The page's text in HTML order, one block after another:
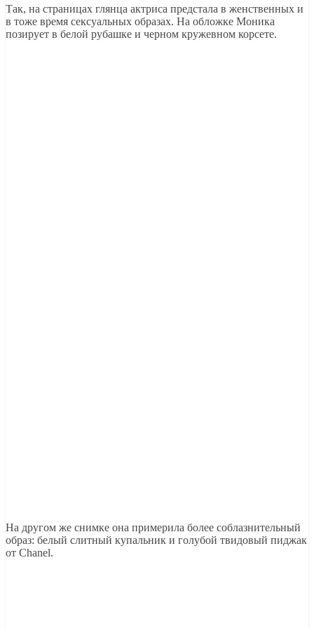
Так, на страницах глянца актриса предстала в женственных и
в тоже время сексуальных образах. На обложке Моника
позирует в белой рубашке и черном кружевном корсете.
На другом же снимке она примерила более соблазнительный
образ: белый слитный купальник и голубой твидовый пиджак
от Chanel.